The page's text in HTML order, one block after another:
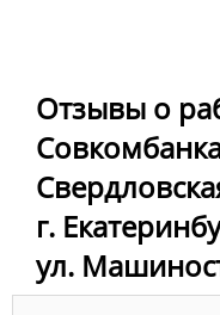
Отзывы о
г.
ул.